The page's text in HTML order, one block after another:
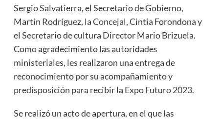
Sergio Salvatierra, el Secretario de Gobierno,
Martin Rodríguez, la Concejal, Cintia Forondona y
el Secretario de cultura Director Mario Brizuela.
Como agradecimiento las autoridades
ministeriales, les realizaron una entrega de
reconocimiento por su acompañamiento y
predisposición para recibir la Expo Futuro 2023.
Se realizó un acto de apertura, en el que las